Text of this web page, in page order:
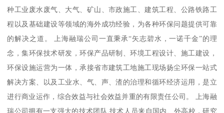
种工业废水废气、大气、矿山、市政施工、建筑工程、公路铁路工
程以及基础建设等领域的海外成功经验，为各种环保问题提供可靠
的解决之道。 上海融瑞公司一直秉承“矢志碧水，一诺千金”的理
念，集环保技术研发，环保产品研制、环境工程设计、施工建设，
环保设施运营为一体，承接省市建筑工地施工现场扬尘环保一站式
解决方案、以及工业水、气、声、渣的治理和循环经济运用，是立
进行商业运作，综合效益与社会效益并重的有限责任公司。 上海融
瑞公司拥有一支强大的技术团队,技术人员来自国内、外高校，研究